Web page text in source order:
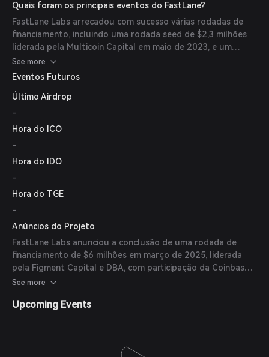
Quais foram os principais eventos do FastLane?
FastLane Labs arrecadou com sucesso várias rodadas de
financiamento, incluindo uma rodada seed de $2,3 milhões
liderada pela Multicoin Capital em maio de 2023, e um
financiamento de $6 milhões liderado pela Figment Capital e
DBA em março de 2025. Além disso, o lançamento do
como objetivo recompensar validadores e melhorar a saúde
See more
Eventos Futuros
Último Airdrop
-
Hora do ICO
-
Hora do IDO
-
Hora do TGE
-
Anúncios do Projeto
FastLane Labs anunciou a conclusão de uma rodada de
financiamento de $6 milhões em março de 2025, liderada
pela Figment Capital e DBA, com participação da Coinbase
Ventures, Robot Ventures, Hashkey Capital, CHORUS ONE e
See more
Upcoming Events